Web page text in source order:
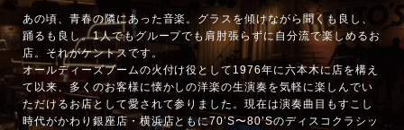
あの頃、青春の隣にあった音楽。グラスを傾けながら聞くも良し、
踊るも良し。1人でもグループでも肩肘張らずに自分流で楽しめるお
店。それがケントスです。
オールディーズブームの火付け役として1976年に六本木に店を構え
て以来、多くのお客様に懐かしの洋楽の生演奏を気軽に楽しんでい
ただけるお店として愛されて参りました。現在は演奏曲目もすこし
時代がかわり銀座店・横浜店ともに70’S〜80’Sのディスコクラシッ